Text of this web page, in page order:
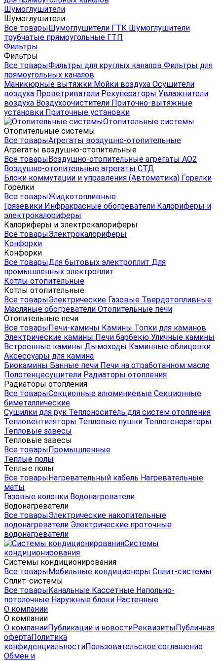
Шумоглушители
Шумоглушители
Все товарыШумоглушители ГТК Шумоглушители
трубчатые прямоугольные ГТП
Фильтры
Фильтры
Все товарыФильтры для круглых каналов Фильтры для
прямоугольных каналов
Маникюрные вытяжки Мойки воздуха Осушители
воздуха Проветриватели Рекуператоры Увлажнители
воздуха Воздухоочистители Приточно-вытяжные
установки Приточные установки
Отопительные системы
Отопительные системы
Все товарыАгрегаты воздушно-отопительные
Агрегаты воздушно-отопительные
Все товарыВоздушно-отопительные агрегаты АО2
Воздушно-отопительные агрегаты СТД
Блоки коммутации и управления (Автоматика) Горелки
Горелки
Все товарыЖидкотопливные
Грязевики Инфракрасные обогреватели Калориферы и
электрокалориферы
Калориферы и электрокалориферы
Все товарыЭлектрокалориферы
Конфорки
Конфорки
Все товарыДля бытовых электроплит Для
промышленных электроплит
Котлы отопительные
Котлы отопительные
Все товарыЭлектрические Газовые Твердотопливные
Масляные обогреватели Отопительные печи
Отопительные печи
Все товарыПечи-камины Камины Топки для каминов
Электрические камины Печи барбекю Уличные камины
Встроенные камины Дымоходы Каминные облицовки
Аксессуары для камина
Биокамины Банные печи Печи на отработанном масле
Полотенцесушители Радиаторы отопления
Радиаторы отопления
Все товарыСекционные алюминиевые Секционные
биметаллические
Сушилки для рук Теплоноситель для систем отопления
Тепловентиляторы Тепловые пушки Теплогенераторы
Тепловые завесы
Тепловые завесы
Все товарыПромышленные
Теплые полы
Теплые полы
Все товарыНагревательный кабель Нагревательные
маты
Газовые колонки Водонагреватели
Водонагреватели
Все товарыЭлектрические накопительные
водонагреватели Электрические проточные
водонагреватели
Системы
кондиционирования
Системы кондиционирования
Все товарыМобильные кондиционеры Сплит-системы
Сплит-системы
Все товарыКанальные Кассетные Напольно-
потолочные Наружные блоки Настенные
О компании
О компании
О компанииПубликации и новостиРеквизитыПубличная
офертаПолитика
конфиденциальностиПользовательское соглашение
Обмен и